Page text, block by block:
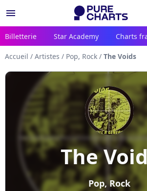
menu
Billetterie Star Academy Charts
Accueil / Artistes / Pop, Rock / The Voids
The
Pop, Rock